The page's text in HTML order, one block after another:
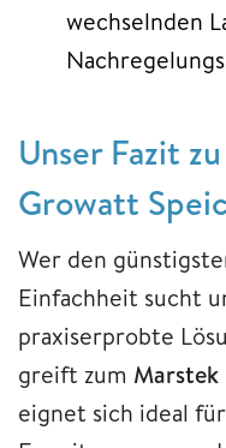
wechselnden
Unser Fazit
Growatt
Wer den
Einfachheit sucht
praxiserprobte
greift zum
eignet sich ideal